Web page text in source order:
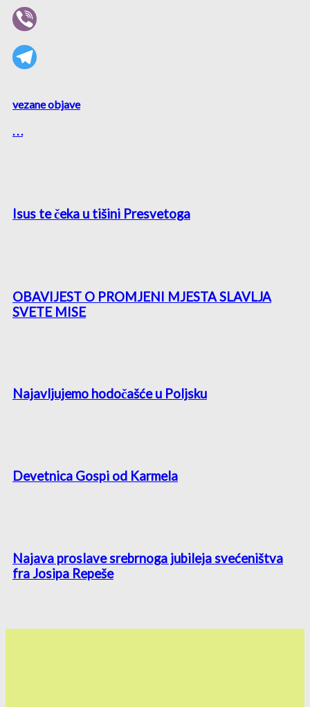
vezane objave
. . .
Isus te čeka u tišini Presvetoga
OBAVIJEST O PROMJENI MJESTA SLAVLJA
SVETE MISE
Najavljujemo hodočašće u Poljsku
Devetnica Gospi od Karmela
Najava proslave srebrnoga jubileja svećeništva
fra Josipa Repeše